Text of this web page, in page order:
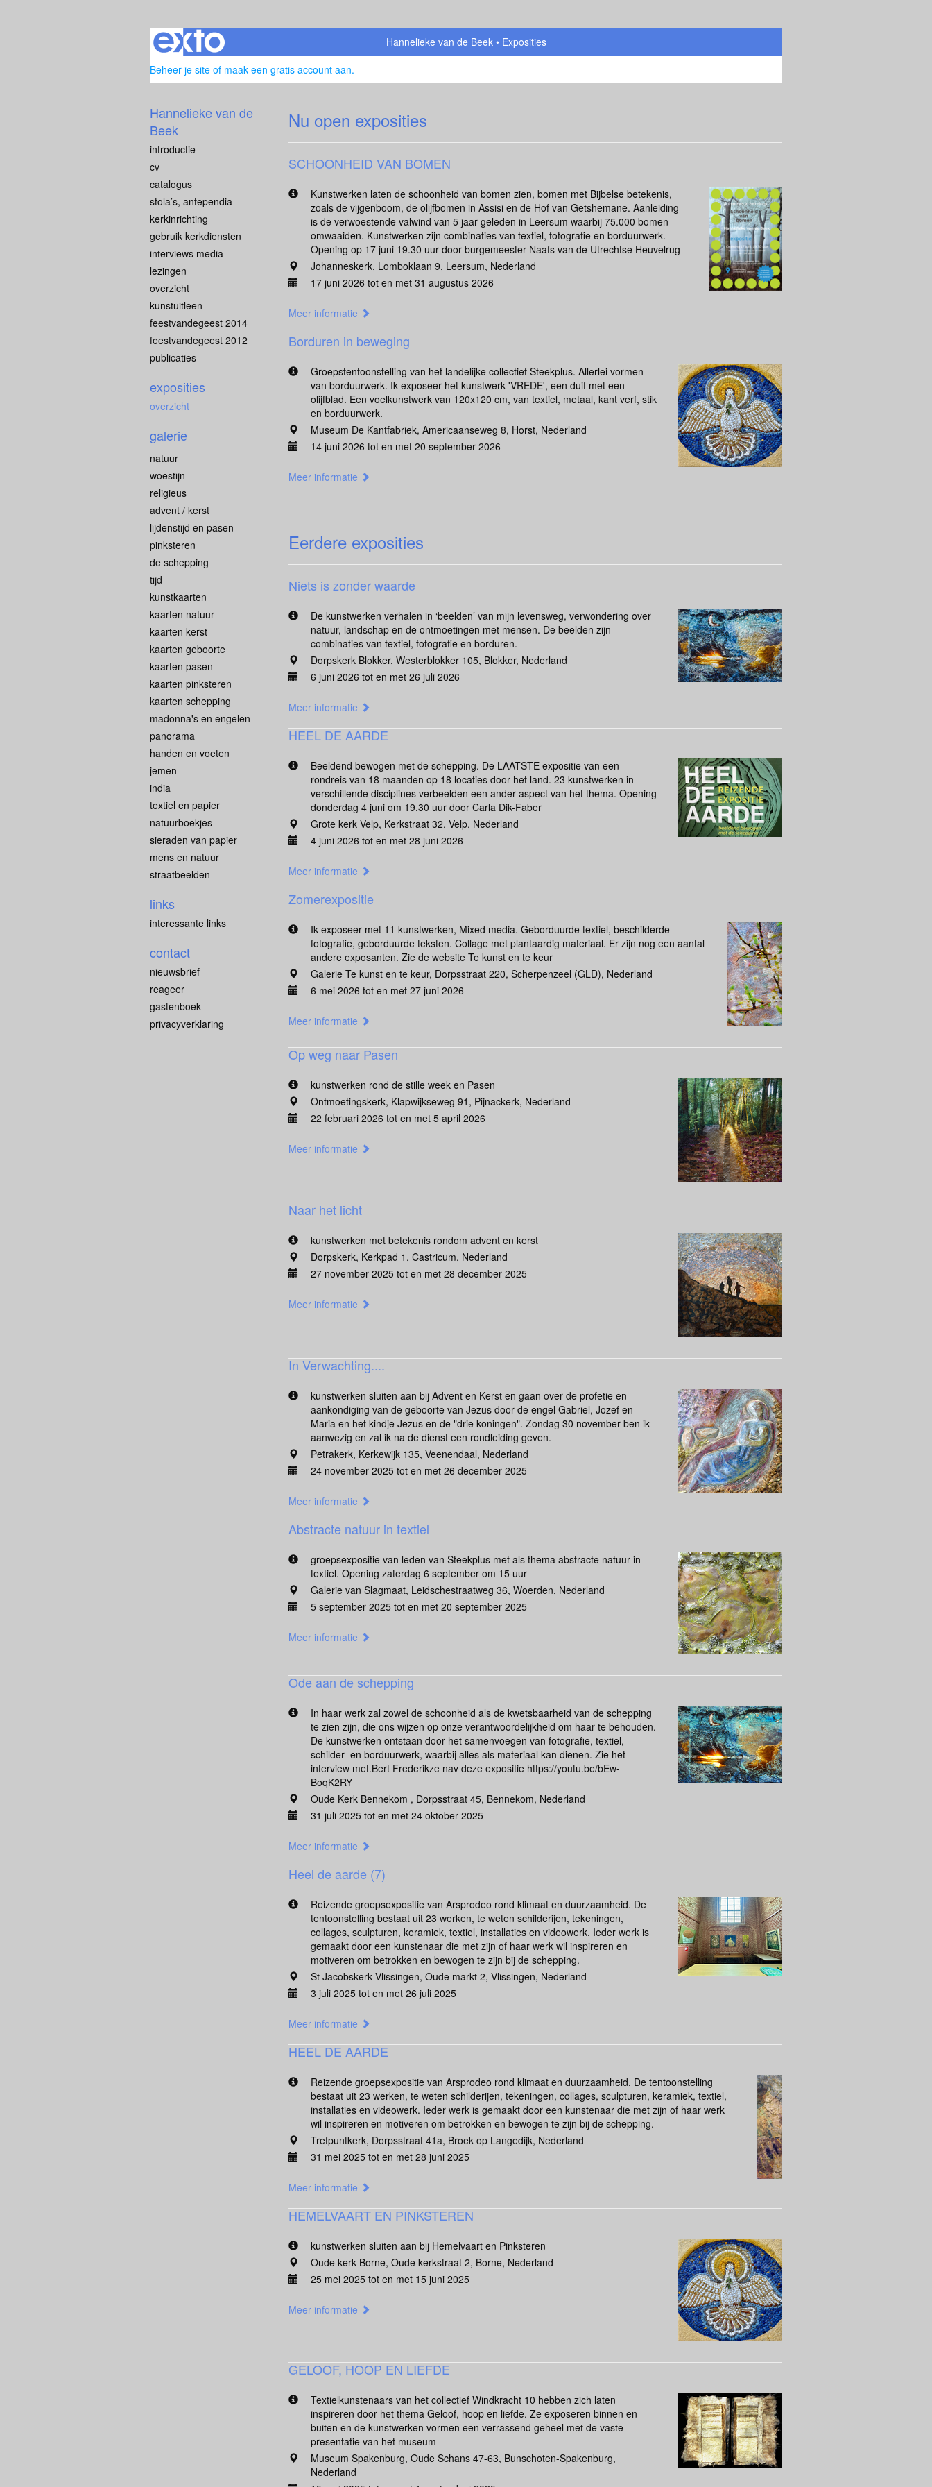
Hannelieke van de Beek
Exposities
Beheer je site of maak een gratis account aan.
Nu open exposities
SCHOONHEID VAN BOMEN
Kunstwerken laten de schoonheid van bomen zien, bomen met Bijbelse betekenis,
zoals de vijgenboom, de olijfbomen in Assisi en de Hof van Getshemane. Aanleiding
is de verwoestende valwind van 5 jaar geleden in Leersum waarbij 75.000 bomen
omwaaiden. Kunstwerken zijn combinaties van textiel, fotografie en borduurwerk.
Opening op 17 juni 19.30 uur door burgemeester Naafs van de Utrechtse Heuvelrug
Johanneskerk, Lomboklaan 9, Leersum, Nederland
17 juni 2026 tot en met 31 augustus 2026
Meer informatie
Borduren in beweging
Groepstentoonstelling van het landelijke collectief Steekplus. Allerlei vormen
van borduurwerk. Ik exposeer het kunstwerk 'VREDE', een duif met een
olijfblad. Een voelkunstwerk van 120x120 cm, van textiel, metaal, kant verf, stik
en borduurwerk.
Museum De Kantfabriek, Americaanseweg 8, Horst, Nederland
14 juni 2026 tot en met 20 september 2026
Meer informatie
Eerdere exposities
Niets is zonder waarde
De kunstwerken verhalen in ‘beelden’ van mijn levensweg, verwondering over
natuur, landschap en de ontmoetingen met mensen. De beelden zijn
combinaties van textiel, fotografie en borduren.
Dorpskerk Blokker, Westerblokker 105, Blokker, Nederland
6 juni 2026 tot en met 26 juli 2026
Meer informatie
HEEL DE AARDE
Beeldend bewogen met de schepping. De LAATSTE expositie van een
rondreis van 18 maanden op 18 locaties door het land. 23 kunstwerken in
verschillende disciplines verbeelden een ander aspect van het thema. Opening
donderdag 4 juni om 19.30 uur door Carla Dik-Faber
Grote kerk Velp, Kerkstraat 32, Velp, Nederland
4 juni 2026 tot en met 28 juni 2026
Meer informatie
Zomerexpositie
Ik exposeer met 11 kunstwerken, Mixed media. Geborduurde textiel, beschilderde
fotografie, geborduurde teksten. Collage met plantaardig materiaal. Er zijn nog een aantal
andere exposanten. Zie de website Te kunst en te keur
Galerie Te kunst en te keur, Dorpsstraat 220, Scherpenzeel (GLD), Nederland
6 mei 2026 tot en met 27 juni 2026
Meer informatie
Op weg naar Pasen
kunstwerken rond de stille week en Pasen
Ontmoetingskerk, Klapwijkseweg 91, Pijnackerk, Nederland
22 februari 2026 tot en met 5 april 2026
Meer informatie
Naar het licht
kunstwerken met betekenis rondom advent en kerst
Dorpskerk, Kerkpad 1, Castricum, Nederland
27 november 2025 tot en met 28 december 2025
Meer informatie
In Verwachting....
kunstwerken sluiten aan bij Advent en Kerst en gaan over de profetie en
aankondiging van de geboorte van Jezus door de engel Gabriel, Jozef en
Maria en het kindje Jezus en de "drie koningen". Zondag 30 november ben ik
aanwezig en zal ik na de dienst een rondleiding geven.
Petrakerk, Kerkewijk 135, Veenendaal, Nederland
24 november 2025 tot en met 26 december 2025
Meer informatie
Abstracte natuur in textiel
groepsexpositie van leden van Steekplus met als thema abstracte natuur in
textiel. Opening zaterdag 6 september om 15 uur
Galerie van Slagmaat, Leidschestraatweg 36, Woerden, Nederland
5 september 2025 tot en met 20 september 2025
Meer informatie
Ode aan de schepping
In haar werk zal zowel de schoonheid als de kwetsbaarheid van de schepping
te zien zijn, die ons wijzen op onze verantwoordelijkheid om haar te behouden.
De kunstwerken ontstaan door het samenvoegen van fotografie, textiel,
schilder- en borduurwerk, waarbij alles als materiaal kan dienen. Zie het
interview met.Bert Frederikze nav deze expositie https://youtu.be/bEw-
BoqK2RY
Oude Kerk Bennekom , Dorpsstraat 45, Bennekom, Nederland
31 juli 2025 tot en met 24 oktober 2025
Meer informatie
Heel de aarde (7)
Reizende groepsexpositie van Arsprodeo rond klimaat en duurzaamheid. De
tentoonstelling bestaat uit 23 werken, te weten schilderijen, tekeningen,
collages, sculpturen, keramiek, textiel, installaties en videowerk. Ieder werk is
gemaakt door een kunstenaar die met zijn of haar werk wil inspireren en
motiveren om betrokken en bewogen te zijn bij de schepping.
St Jacobskerk Vlissingen, Oude markt 2, Vlissingen, Nederland
3 juli 2025 tot en met 26 juli 2025
Meer informatie
HEEL DE AARDE
Reizende groepsexpositie van Arsprodeo rond klimaat en duurzaamheid. De tentoonstelling
bestaat uit 23 werken, te weten schilderijen, tekeningen, collages, sculpturen, keramiek, textiel,
installaties en videowerk. Ieder werk is gemaakt door een kunstenaar die met zijn of haar werk
wil inspireren en motiveren om betrokken en bewogen te zijn bij de schepping.
Trefpuntkerk, Dorpsstraat 41a, Broek op Langedijk, Nederland
31 mei 2025 tot en met 28 juni 2025
Meer informatie
HEMELVAART EN PINKSTEREN
kunstwerken sluiten aan bij Hemelvaart en Pinksteren
Oude kerk Borne, Oude kerkstraat 2, Borne, Nederland
25 mei 2025 tot en met 15 juni 2025
Meer informatie
GELOOF, HOOP EN LIEFDE
Textielkunstenaars van het collectief Windkracht 10 hebben zich laten
inspireren door het thema Geloof, hoop en liefde. Ze exposeren binnen en
buiten en de kunstwerken vormen een verrassend geheel met de vaste
presentatie van het museum
Museum Spakenburg, Oude Schans 47-63, Bunschoten-Spakenburg,
Nederland
Hannelieke van de
Beek
introductie
cv
catalogus
stola’s, antependia
kerkinrichting
gebruik kerkdiensten
interviews media
lezingen
overzicht
kunstuitleen
feestvandegeest 2014
feestvandegeest 2012
publicaties
exposities
overzicht
galerie
natuur
woestijn
religieus
advent / kerst
lijdenstijd en pasen
pinksteren
de schepping
tijd
kunstkaarten
kaarten natuur
kaarten kerst
kaarten geboorte
kaarten pasen
kaarten pinksteren
kaarten schepping
madonna's en engelen
panorama
handen en voeten
jemen
india
textiel en papier
natuurboekjes
sieraden van papier
mens en natuur
straatbeelden
links
interessante links
contact
nieuwsbrief
reageer
gastenboek
privacyverklaring